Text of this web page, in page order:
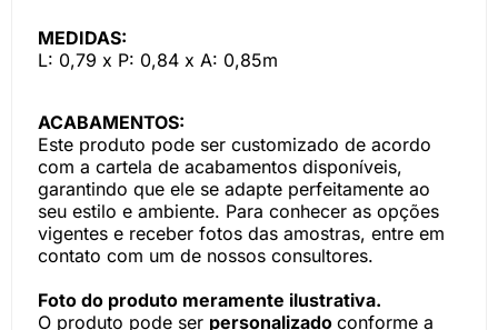
MEDIDAS:
L: 0,79 x P: 0,84 x A: 0,85m
ACABAMENTOS:
Este produto pode ser customizado de acordo
com a cartela de acabamentos disponíveis,
garantindo que ele se adapte perfeitamente ao
seu estilo e ambiente. Para conhecer as opções
vigentes e receber fotos das amostras, entre em
contato com um de nossos consultores.
Foto do produto meramente ilustrativa.
O produto pode ser personalizado conforme a